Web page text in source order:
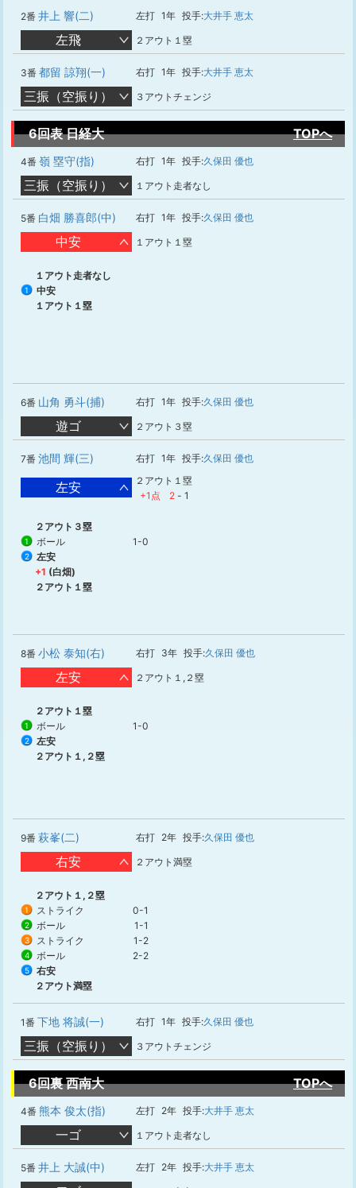
2番 井上 響(二) 左打 1年 投手:大井手 恵太
左飛 ２アウト１塁
3番 都留 諒翔(一) 右打 1年 投手:大井手 恵太
三振（空振り） ３アウトチェンジ
6回表 日経大 TOPへ
4番 嶺 塁守(指) 右打 1年 投手:久保田 優也
三振（空振り） １アウト走者なし
5番 白畑 勝喜郎(中) 右打 1年 投手:久保田 優也
中安 １アウト１塁
１アウト走者なし
1
中安
１アウト１塁
6番 山角 勇斗(捕) 右打 1年 投手:久保田 優也
遊ゴ ２アウト３塁
7番 池間 輝(三) 右打 1年 投手:久保田 優也
左安
２アウト１塁
+1点
2 - 1
２アウト３塁
1 ボール 1-0
2
左安
+1 (白畑)
２アウト１塁
8番 小松 泰知(右) 右打 3年 投手:久保田 優也
左安 ２アウト１,２塁
２アウト１塁
1 ボール 1-0
2
左安
２アウト１,２塁
9番 萩峯(二) 右打 2年 投手:久保田 優也
右安 ２アウト満塁
２アウト１,２塁
1 ストライク 0-1
2 ボール 1-1
3 ストライク 1-2
4 ボール 2-2
5
右安
２アウト満塁
1番 下地 将誠(一) 右打 1年 投手:久保田 優也
三振（空振り） ３アウトチェンジ
6回裏 西南大 TOPへ
4番 熊本 俊太(指) 左打 2年 投手:大井手 恵太
一ゴ １アウト走者なし
5番 井上 大誠(中) 左打 2年 投手:大井手 恵太